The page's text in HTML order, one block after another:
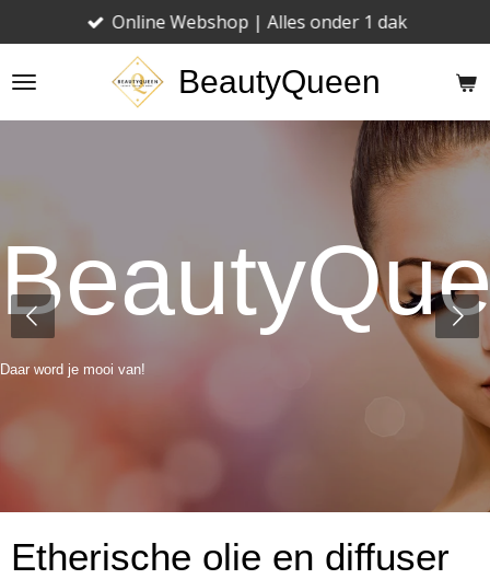
direct
naar
BeautyQueen
Online Webshop | Alles onder 1 dak
Daar word je mooi van!
Etherische olie en diffuser